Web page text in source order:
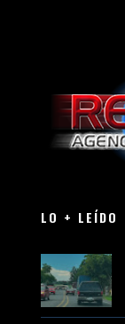
LO + LEÍDO